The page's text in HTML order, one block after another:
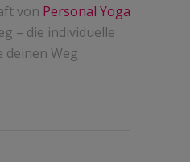
von Personal Yoga
– die individuelle
deinen Weg